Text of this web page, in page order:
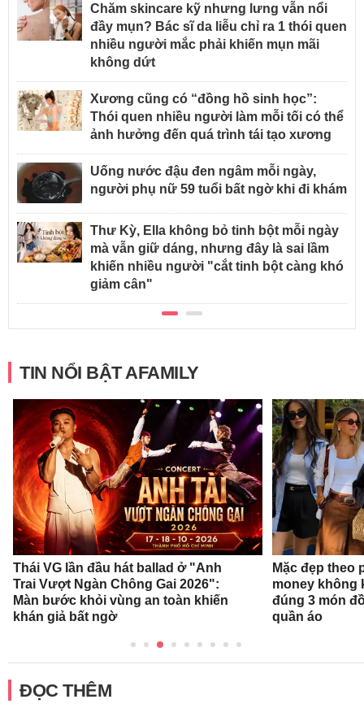
Chăm skincare kỹ nhưng lưng vẫn nổi
đầy mụn? Bác sĩ da liễu chỉ ra 1 thói quen
nhiều người mắc phải khiến mụn mãi
không dứt
Xương cũng có “đồng hồ sinh học”:
Thói quen nhiều người làm mỗi tối có thể
ảnh hưởng đến quá trình tái tạo xương
Uống nước đậu đen ngâm mỗi ngày,
người phụ nữ 59 tuổi bất ngờ khi đi khám
Thư Kỳ, Ella không bỏ tinh bột mỗi ngày
mà vẫn giữ dáng, nhưng đây là sai lầm
khiến nhiều người "cắt tinh bột càng khó
giảm cân"
TIN NỔI BẬT AFAMILY
Thái VG lần đầu hát ballad ở "Anh
Trai Vượt Ngàn Chông Gai 2026":
Màn bước khỏi vùng an toàn khiến
khán giả bất ngờ
Mặc đẹp theo
money không
đúng 3 món
quần áo
ĐỌC THÊM